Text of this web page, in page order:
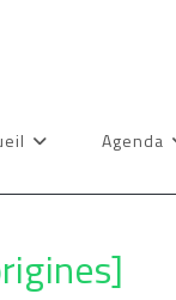
Agenda